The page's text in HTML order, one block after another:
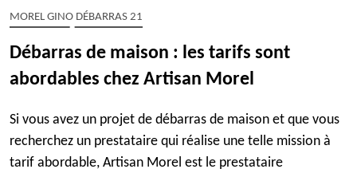
MOREL GINO DÉBARRAS 21
Débarras de maison : les tarifs sont
abordables chez Artisan Morel
Si vous avez un projet de débarras de maison et que vous
recherchez un prestataire qui réalise une telle mission à
tarif abordable, Artisan Morel est le prestataire